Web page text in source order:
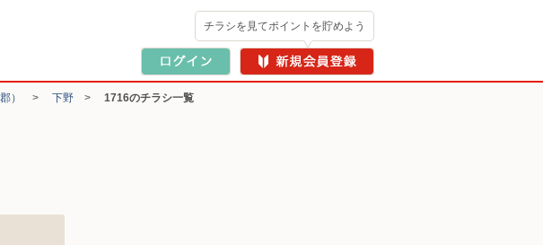
チラシを見てポイントを貯めよう
） > 下野 > 1716のチラシ一覧